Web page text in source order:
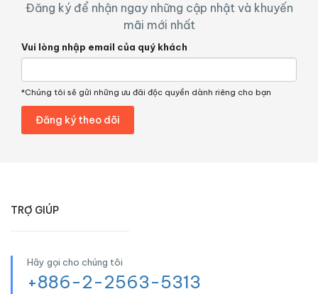
Đăng ký để nhận ngay những cập nhật và khuyến
mãi mới nhất
Vui lòng nhập email của quý khách
*Chúng tôi sẽ gửi những ưu đãi độc quyền dành riêng cho bạn
TRỢ GIÚP
Hãy gọi cho chúng tôi
+886-2-2563-5313